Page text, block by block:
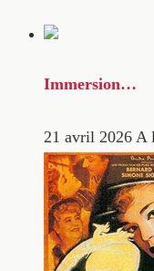
Immersion…
21 avril 2026 A